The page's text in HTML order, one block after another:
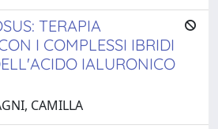
TERAPIA
I COMPLESSI IBRIDI
IALURONICO
CAMILLA